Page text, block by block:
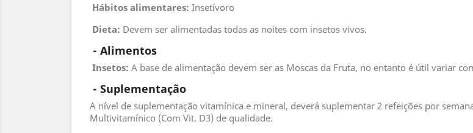
Hábitos alimentares: Insetívoro
Dieta: Devem ser alimentadas todas as noites com insetos vivos.
- Alimentos
Insetos: A base de alimentação devem ser as Moscas da Fruta, no entanto é útil variar
- Suplementação
A nível de suplementação vitamínica e mineral, deverá suplementar 2 refeições por
Multivitamínico (Com Vit. D3) de qualidade.